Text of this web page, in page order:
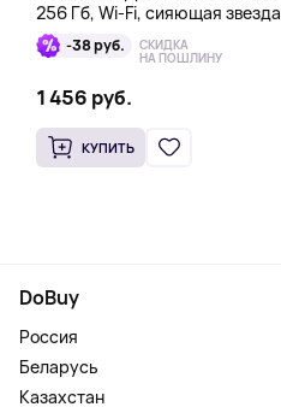
256 Гб, Wi-Fi, сияющая звезда
-38 руб. СКИДКА
НА ПОШЛИНУ
1 456 руб.
КУПИТЬ
DoBuy
Россия
Беларусь
Казахстан